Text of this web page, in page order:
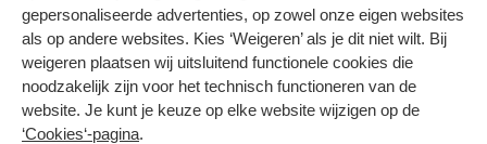
gepersonaliseerde advertenties, op zowel onze eigen websites
als op andere websites. Kies ‘Weigeren’ als je dit niet wilt. Bij
weigeren plaatsen wij uitsluitend functionele cookies die
noodzakelijk zijn voor het technisch functioneren van de
website. Je kunt je keuze op elke website wijzigen op de
‘Cookies‘-pagina.
Studiekeuze deeltijd
Intranet
Trajectum
Colofon
Privacy
Cookies